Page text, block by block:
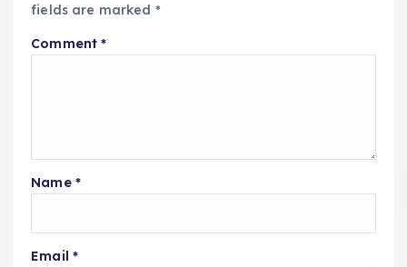
fields are marked *
Comment*
Name *
Email *